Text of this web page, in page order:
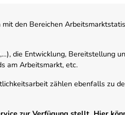
den Bereichen
die Entwicklung, Bereitstellung
am Arbeitsmarkt, etc.
zählen ebenfalls zu